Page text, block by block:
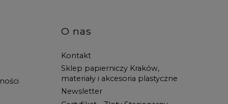
O nas
Kontakt
Sklep papierniczy Kraków,
materiały i akcesoria plastyczne
Newsletter